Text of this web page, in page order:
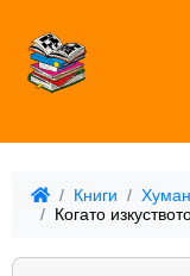
Книги
Когато